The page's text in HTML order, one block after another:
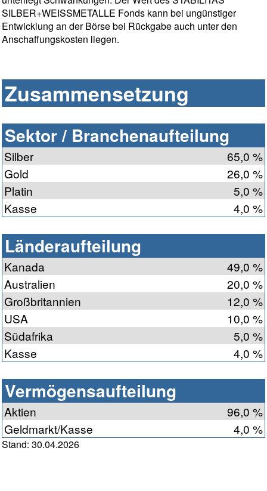
SILBER+WEISSMETALLE Fonds kann bei ungünstiger
Entwicklung an der Börse bei Rückgabe auch unter den
Anschaffungskosten liegen.
Zusammensetzung
Sektor / Branchenaufteilung
Silber
65,0 %
Gold
26,0 %
Platin
5,0 %
Kasse
4,0 %
Länderaufteilung
Kanada
49,0 %
Australien
20,0 %
Großbritannien
12,0 %
USA
10,0 %
Südafrika
5,0 %
Kasse
4,0 %
Vermögensaufteilung
Aktien
96,0 %
Geldmarkt/Kasse
4,0 %
Stand: 30.04.2026